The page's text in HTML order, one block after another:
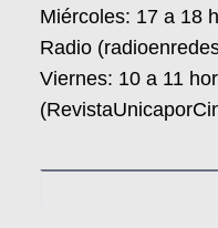
Miércoles: 17 a 18
Radio
Viernes: 10 a 11